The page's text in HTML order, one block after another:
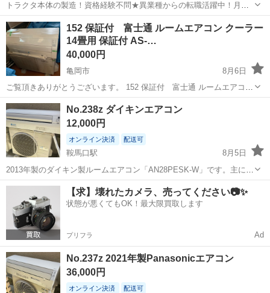
トラクタ本体の製造！資格経験不問★異業種からの転職活躍中！月収
例29万円以上！生活支援物資事前対応可◎即日入寮OK！寮費はずっと
無料＆備品付き1R寮完備！赴任旅費会社負担！工場まで無料送迎あり
◎《大阪府堺市》 人気の工場の...
大阪 堺市 石津川駅 その他
152 保証付 富士通 ルームエアコン クーラー
14畳用 保証付 AS-…
40,000円
亀岡市
8月6日
ご覧頂きありがとうございます。 152 保証付 富士通 ルームエアコン
クーラー 14畳用 保証付 AS-R40E 自動掃除機能★京都・大阪・滋賀・
奈良・兵庫★ ◎動作確認済です。 内容・付属品 室...
京都 亀岡市 季節、空調家電
No.238z ダイキンエアコン
12,000円
オンライン決済 配送可
鞍馬口駅
8月5日
2013年製のダイキン製ルームエアコン「AN28PESK-W」です。主に10
畳用（8〜13畳用）冷暖房兼用モデルで、定格冷房能力は2.8kW、定格
暖房能力は3.6kWです。製品の動作確認やガス圧チェックがされてい
る中古品です...
京都 京都市 鞍馬口駅 季節、空調家電 ダイキン
【求】壊れたカメラ、売ってください📷✨
状態が悪くてもOK！最大限買取します
プリフラ Ad
No.237z 2021年製Panasonicエアコン
36,000円
オンライン決済 配送可